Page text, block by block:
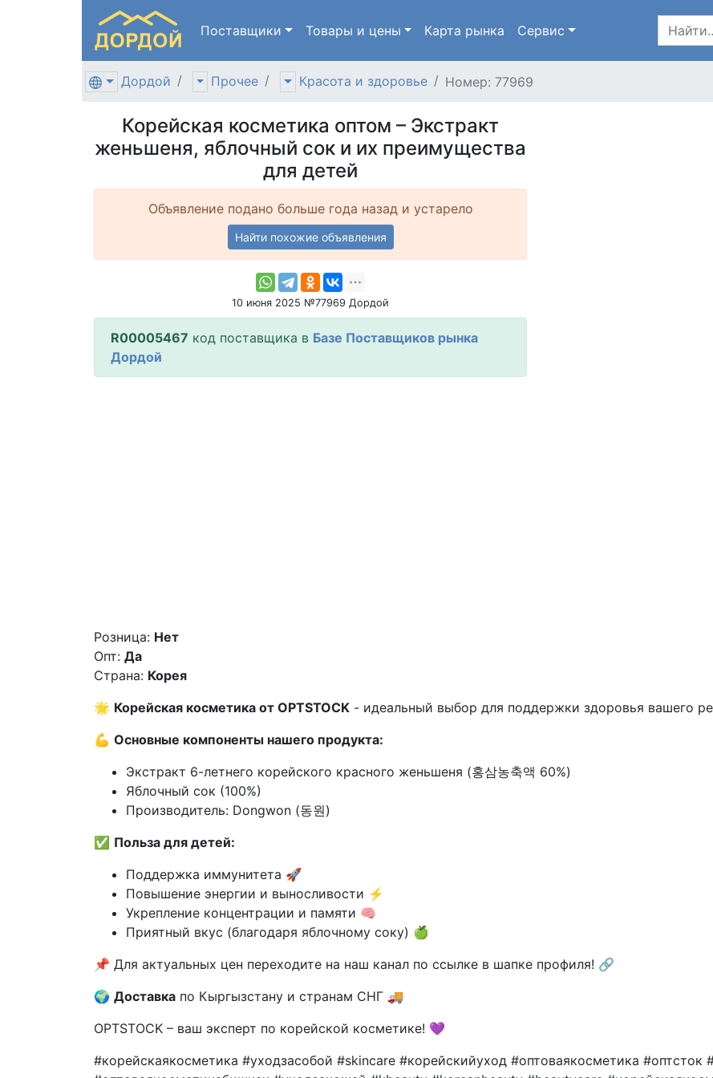
Поставщики Товары и цены Карта рынка Сервис
Дордой Прочее Красота и здоровье Номер: 77969
Корейская косметика оптом – Экстракт
женьшеня, яблочный сок и их преимущества
для детей
Объявление подано больше года назад и устарело
Найти похожие объявления
10 июня 2025 №77969 Дордой
R00005467 код поставщика в Базе Поставщиков рынка
Дордой
Розница: Нет
Опт: Да
Страна: Корея
🌟 Корейская косметика от OPTSTOCK - идеальный выбор для поддержки здоровья вашего
💪 Основные компоненты нашего продукта:
Экстракт 6-летнего корейского красного женьшеня (홍삼농축액 60%)
Яблочный сок (100%)
Производитель: Dongwon (동원)
✅ Польза для детей:
Поддержка иммунитета 🚀
Повышение энергии и выносливости ⚡
Укрепление концентрации и памяти 🧠
Приятный вкус (благодаря яблочному соку) 🍏
📌 Для актуальных цен переходите на наш канал по ссылке в шапке профиля! 🔗
🌍 Доставка по Кыргызстану и странам СНГ 🚚
OPTSTOCK – ваш эксперт по корейской косметике! 💜
#корейскаякосметика #уходзасобой #skincare #корейскийуход #оптоваякосметика